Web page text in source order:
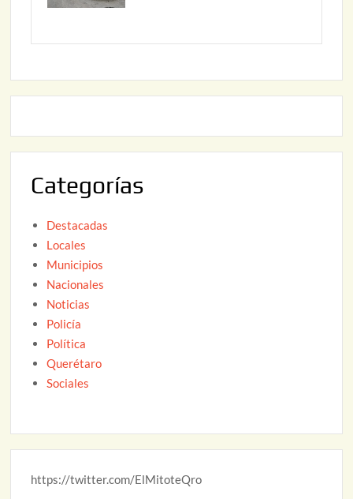
0
6
o
o
2
Categorías
Destacadas
Locales
Municipios
Nacionales
Noticias
Policía
Política
Querétaro
Sociales
https://twitter.com/ElMitoteQro